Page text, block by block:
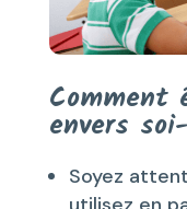
Comment
envers
Soyez